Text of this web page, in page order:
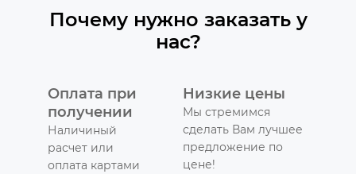
Почему нужно заказать у
нас?
Оплата при
получении
Наличиный
расчет или
оплата картами
Низкие цены
Мы стремимся
сделать Вам лучшее
предложение по
цене!